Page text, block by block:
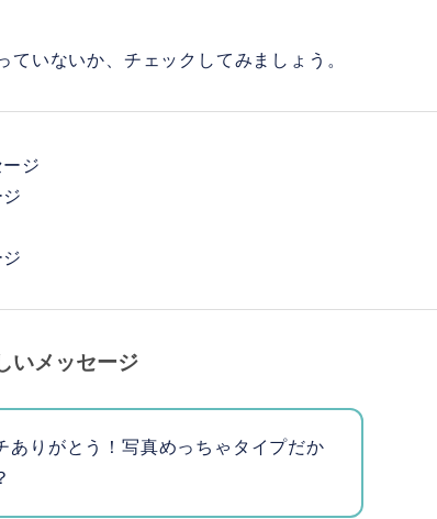
いないか、チェックしてみましょう。
ジ
いメッセージ
ありがとう！写真めっちゃタイプだか